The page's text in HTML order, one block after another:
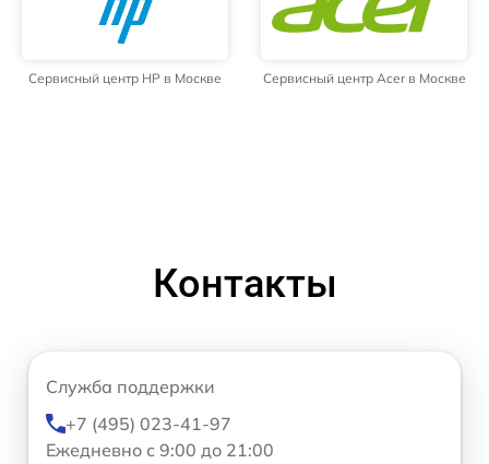
Сервисный центр HP в Москве Сервисный центр Acer в Москве
Контакты
Служба поддержки
+7 (495) 023-41-97
Ежедневно с 9:00 до 21:00